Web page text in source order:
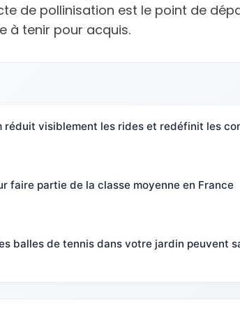
de pollinisation est le point de
à tenir pour acquis.
réduit visiblement les rides et redéfinit les
faire partie de la classe moyenne en France
balles de tennis dans votre jardin peuvent